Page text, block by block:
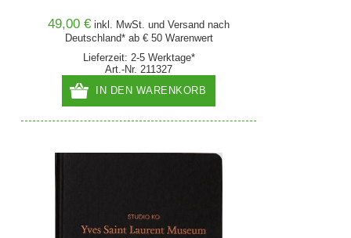
49,00 € inkl. MwSt. undVersand nach
Deutschland* ab € 50 Warenwert
Lieferzeit: 2-5 Werktage*
Art.-Nr. 211327
IN DEN WARENKORB